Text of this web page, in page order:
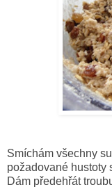
Smíchám všechny
požadované hustoty
Dám předehřát